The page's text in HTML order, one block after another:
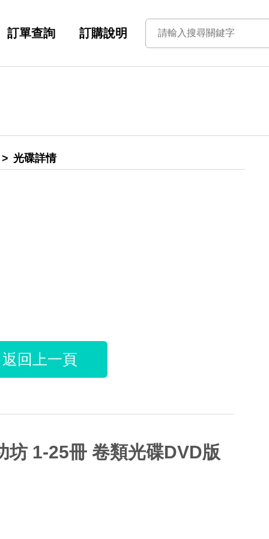
訂單查詢 訂購說明
光碟詳情
返回上一頁
1-25冊 卷類光碟DVD版